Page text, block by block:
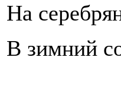
На
В зимний